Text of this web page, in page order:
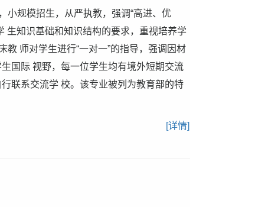
小规模招生，从严执教，强调“高进、优
生知识基础和知识结构的要求，重视培养学
教 师对学生进行“一对一”的指导，强调因材
国际 视野，每一位学生均有境外短期交流
联系交流学 校。该专业被列为教育部的特
[详情]